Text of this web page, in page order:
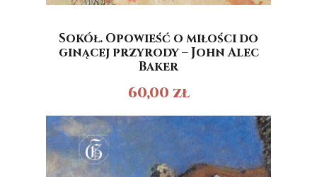
Sokół. Opowieść o miłości do
ginącej przyrody – John Alec
Baker
60,00 zł